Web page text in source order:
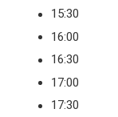
15:30
16:00
16:30
17:00
17:30